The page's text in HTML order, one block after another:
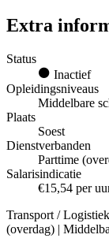
Extra
Status
Inactief
Opleidingsniveaus
Middelbare
Plaats
Soest
Dienstverbanden
Parttime
Salarisindicatie
€15,54 per
Transport /
(overdag) |